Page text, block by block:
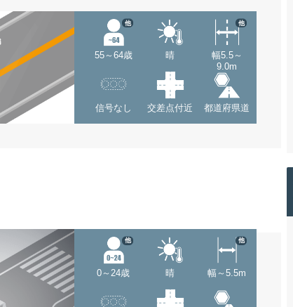
55～64歳
他
晴
幅5.5～
9.0m
他
信号なし 交差点付近 都道府県道
0～24歳
他
晴 幅～5.5m
他